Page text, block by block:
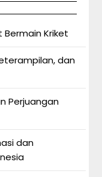
Bermain Kriket
dan
Perjuangan
dan